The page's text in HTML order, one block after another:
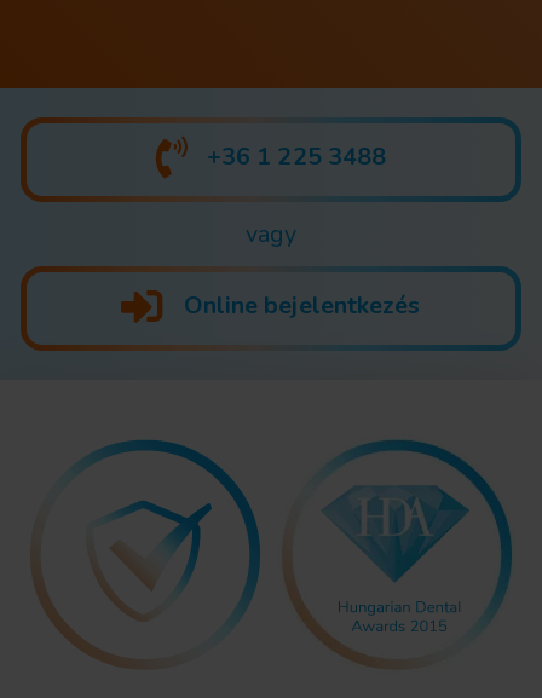
+36 1 225 3488
vagy
Online bejelentkezés